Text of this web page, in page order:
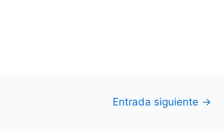
Entrada siguiente →